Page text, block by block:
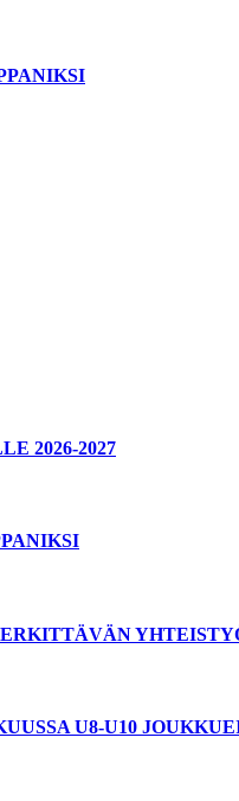
2026-2027
U8-U10